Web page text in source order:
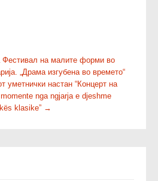
Фестивал на малите форми во
„Драма изгубена во времето“
уметнички настан “Концерт на
nga ngjarja e djeshme
klasike” →